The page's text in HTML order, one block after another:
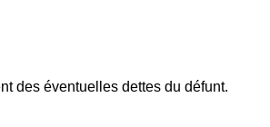
des éventuelles dettes du défunt.